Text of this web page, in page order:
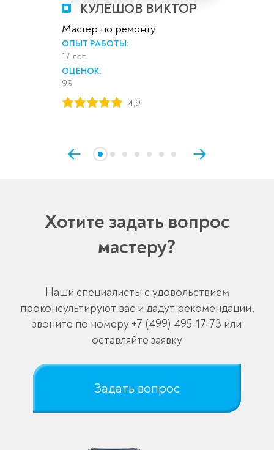
КУЛЕШОВ ВИКТОР
Мастер по ремонту
ОПЫТ РАБОТЫ:
17 лет
ОЦЕНОК:
99
4,9
Хотите задать вопрос
мастеру?
Наши специалисты с удовольствием
проконсультируют вас и дадут рекомендации,
звоните по номеру +7 (499) 495-17-73 или
оставляйте заявку
Задать вопрос